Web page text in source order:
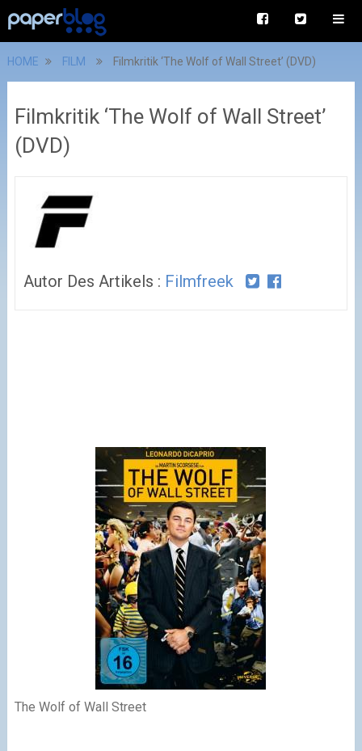
HOME FILM Filmkritik ‘The Wolf of Wall Street’ (DVD)
Filmkritik ‘The Wolf of Wall Street’
(DVD)
Autor Des Artikels : Filmfreek
The Wolf of Wall Street